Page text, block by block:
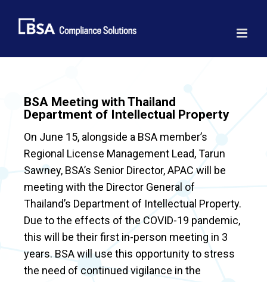
content
BSA Meeting with Thailand
Department of Intellectual Property
On June 15, alongside a BSA member’s
Regional License Management Lead, Tarun
Sawney, BSA’s Senior Director, APAC will be
meeting with the Director General of
Thailand’s Department of Intellectual Property.
Due to the effects of the COVID-19 pandemic,
this will be their first in-person meeting in 3
years. BSA will use this opportunity to stress
the need of continued vigilance in the